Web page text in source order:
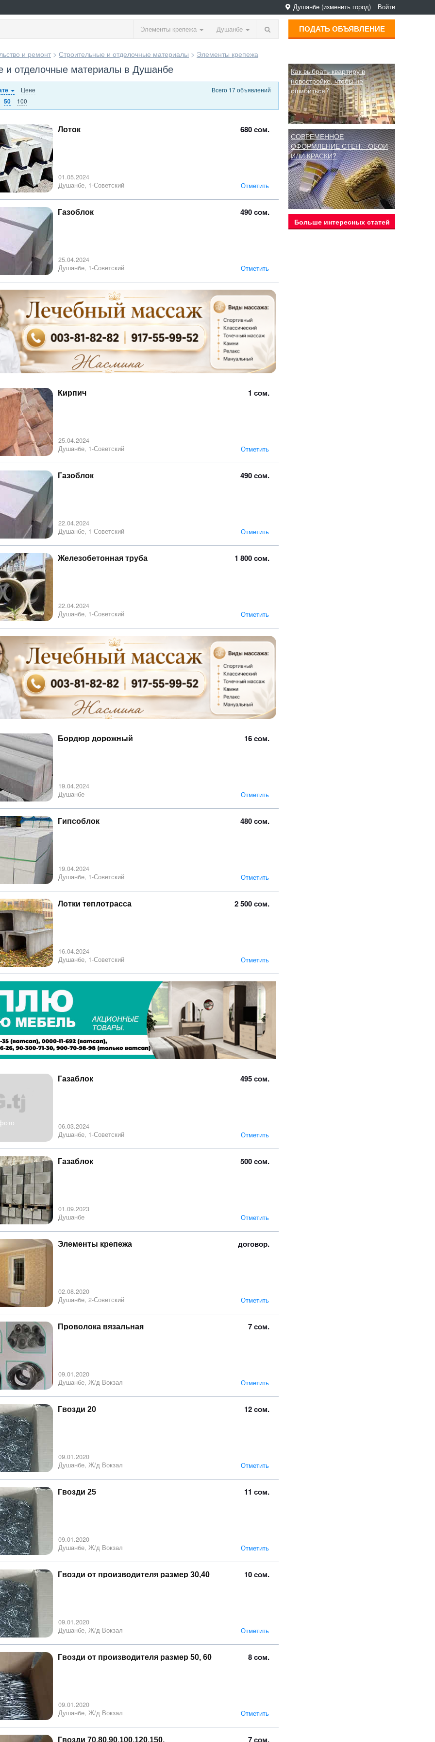
Душанбе (изменить город) Войти
Элементы крепежа Душанбе ПОДАТЬ ОБЪЯВЛЕНИЕ
и ремонт > Строительные и отделочные материалы > Элементы крепежа
и отделочные материалы в Душанбе
Цене
50
100
Всего 17 объявлений
680 сом.
Лоток
01.05.2024
Душанбе, 1-Советский
Отметить
490 сом.
Газоблок
25.04.2024
Душанбе, 1-Советский
Отметить
1 сом.
Кирпич
25.04.2024
Душанбе, 1-Советский
Отметить
490 сом.
Газоблок
22.04.2024
Душанбе, 1-Советский
Отметить
1 800 сом.
Железобетонная труба
22.04.2024
Душанбе, 1-Советский
Отметить
16 сом.
Бордюр дорожный
19.04.2024
Душанбе
Отметить
480 сом.
Гипсоблок
19.04.2024
Душанбе, 1-Советский
Отметить
2 500 сом.
Лотки теплотрасса
16.04.2024
Душанбе, 1-Советский
Отметить
495 сом.
Газаблок
06.03.2024
Душанбе, 1-Советский
Отметить
500 сом.
Газаблок
01.09.2023
Душанбе
Отметить
договор.
Элементы крепежа
02.08.2020
Душанбе, 2-Советский
Отметить
7 сом.
Проволока вязальная
09.01.2020
Душанбе, Ж/д Вокзал
Отметить
12 сом.
Гвозди 20
09.01.2020
Душанбе, Ж/д Вокзал
Отметить
11 сом.
Гвозди 25
09.01.2020
Душанбе, Ж/д Вокзал
Отметить
10 сом.
Гвозди от производителя размер 30,40
09.01.2020
Душанбе, Ж/д Вокзал
Отметить
8 сом.
Гвозди от производителя размер 50, 60
09.01.2020
Душанбе, Ж/д Вокзал
Отметить
7 сом.
Гвозди 70,80,90,100,120,150.
Как выбрать квартиру в
новостройке, чтобы не
ошибиться?
СОВРЕМЕННОЕ
ОФОРМЛЕНИЕ СТЕН – ОБОИ
ИЛИ КРАСКИ?
Больше интересных статей